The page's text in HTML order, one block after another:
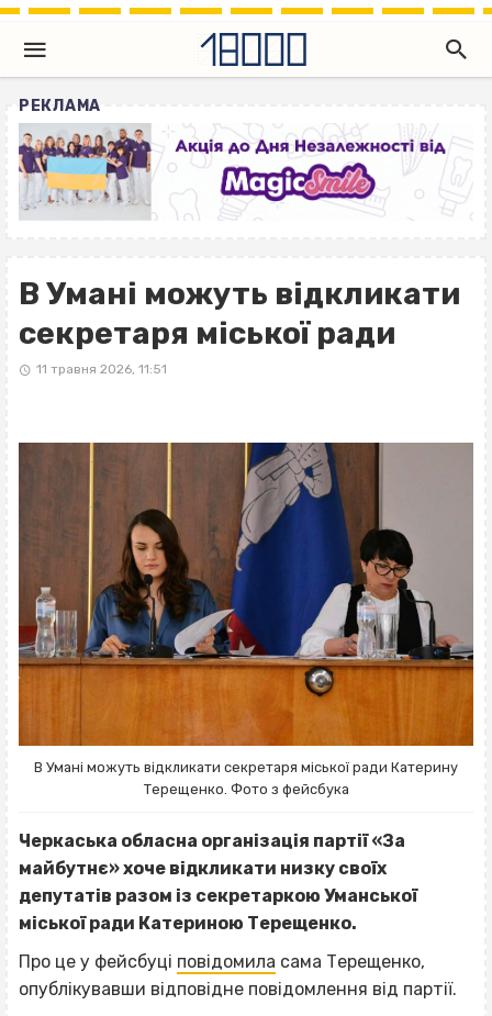
РЕКЛАМА
В Умані можуть відкликати
секретаря міської ради
11 травня 2026, 11:51
В Умані можуть відкликати секретаря міської ради Катерину
Терещенко. Фото з фейсбука
Черкаська обласна організація партії «За
майбутнє» хоче відкликати низку своїх
депутатів разом із секретаркою Уманської
міської ради Катериною Терещенко.
Про це у фейсбуці повідомила сама Терещенко,
опублікувавши відповідне повідомлення від партії.